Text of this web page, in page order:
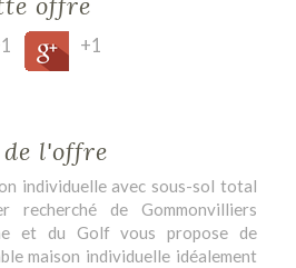
+1
l'offre
individuelle avec sous-sol total
de Gommonvilliers
et du Golf vous propose de
maison individuelle idéalement